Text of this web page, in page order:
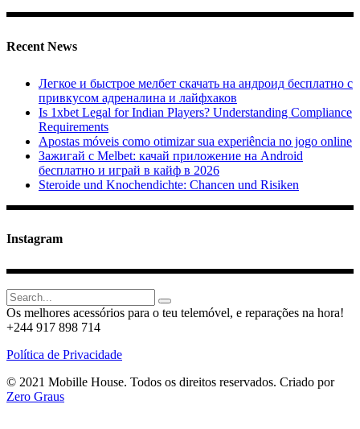
Recent News
Легкое и быстрое мелбет скачать на андроид бесплатно с
привкусом адреналина и лайфхаков
Is 1xbet Legal for Indian Players? Understanding Compliance
Requirements
Apostas móveis como otimizar sua experiência no jogo online
Зажигай с Melbet: качай приложение на Android
бесплатно и играй в кайф в 2026
Steroide und Knochendichte: Chancen und Risiken
Instagram
Search
for:
Os melhores acessórios para o teu telemóvel, e reparações na hora!
+244 917 898 714
Política de Privacidade
© 2021 Mobille House. Todos os direitos reservados. Criado por
Zero Graus